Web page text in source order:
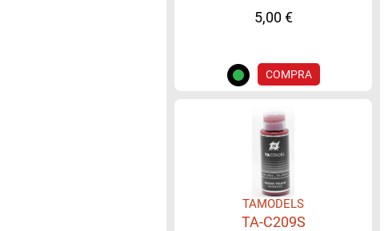
5,00 €
COMPRA
TAMODELS
TA-C209S